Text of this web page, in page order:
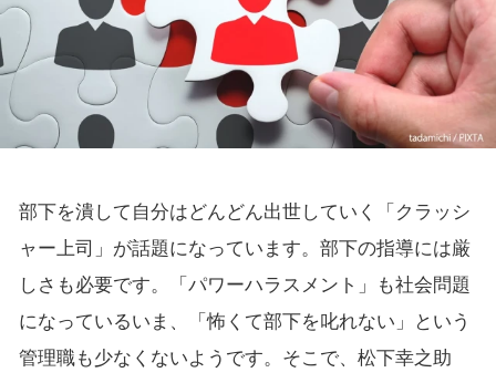
部下を潰して自分はどんどん出世していく「クラッシ
ャー上司」が話題になっています。部下の指導には厳
しさも必要です。「パワーハラスメント」も社会問題
になっているいま、「怖くて部下を叱れない」という
管理職も少なくないようです。そこで、松下幸之助